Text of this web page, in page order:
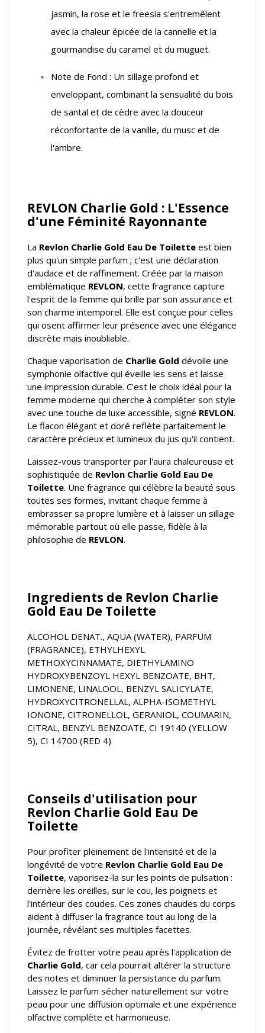
jasmin, la rose et le freesia s'entremêlent
avec la chaleur épicée de la cannelle et la
gourmandise du caramel et du muguet.
Note de Fond : Un sillage profond et
enveloppant, combinant la sensualité du bois
de santal et de cèdre avec la douceur
réconfortante de la vanille, du musc et de
l'ambre.
REVLON Charlie Gold : L'Essence
d'une Féminité Rayonnante
La Revlon Charlie Gold Eau De Toilette est bien
plus qu'un simple parfum ; c'est une déclaration
d'audace et de raffinement. Créée par la maison
emblématique REVLON, cette fragrance capture
l'esprit de la femme qui brille par son assurance et
son charme intemporel. Elle est conçue pour celles
qui osent affirmer leur présence avec une élégance
discrète mais inoubliable.
Chaque vaporisation de Charlie Gold dévoile une
symphonie olfactive qui éveille les sens et laisse
une impression durable. C'est le choix idéal pour la
femme moderne qui cherche à compléter son style
avec une touche de luxe accessible, signé REVLON.
Le flacon élégant et doré reflète parfaitement le
caractère précieux et lumineux du jus qu'il contient.
Laissez-vous transporter par l'aura chaleureuse et
sophistiquée de Revlon Charlie Gold Eau De
Toilette. Une fragrance qui célèbre la beauté sous
toutes ses formes, invitant chaque femme à
embrasser sa propre lumière et à laisser un sillage
mémorable partout où elle passe, fidèle à la
philosophie de REVLON.
Ingredients de Revlon Charlie
Gold Eau De Toilette
ALCOHOL DENAT., AQUA (WATER), PARFUM
(FRAGRANCE), ETHYLHEXYL
METHOXYCINNAMATE, DIETHYLAMINO
HYDROXYBENZOYL HEXYL BENZOATE, BHT,
LIMONENE, LINALOOL, BENZYL SALICYLATE,
HYDROXYCITRONELLAL, ALPHA-ISOMETHYL
IONONE, CITRONELLOL, GERANIOL, COUMARIN,
CITRAL, BENZYL BENZOATE, CI 19140 (YELLOW
5), CI 14700 (RED 4)
Conseils d'utilisation pour
Revlon Charlie Gold Eau De
Toilette
Pour profiter pleinement de l'intensité et de la
longévité de votre Revlon Charlie Gold Eau De
Toilette, vaporisez-la sur les points de pulsation :
derrière les oreilles, sur le cou, les poignets et
l'intérieur des coudes. Ces zones chaudes du corps
aident à diffuser la fragrance tout au long de la
journée, révélant ses multiples facettes.
Évitez de frotter votre peau après l'application de
Charlie Gold, car cela pourrait altérer la structure
des notes et diminuer la persistance du parfum.
Laissez le parfum sécher naturellement sur votre
peau pour une diffusion optimale et une expérience
olfactive complète et harmonieuse.